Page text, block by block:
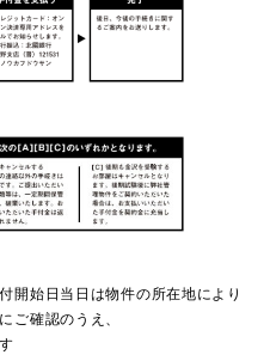
開始日当日は物件の所在地により
ご確認のうえ、